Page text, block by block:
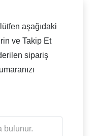
aşağıdaki
ve Takip Et
sipariş